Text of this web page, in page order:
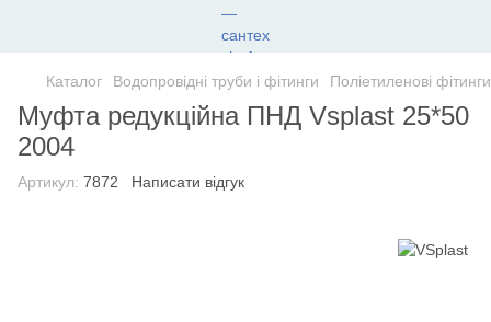
Каталог Водопровідні труби і фітинги Поліетиленові фітинги
Муфта редукційна ПНД Vsplast 25*50
2004
Артикул: 7872 Написати відгук